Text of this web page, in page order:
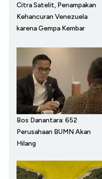
Citra Satelit, Penampakan
Kehancuran Venezuela
karena Gempa Kembar
Bos Danantara: 652
Perusahaan BUMN Akan
Hilang